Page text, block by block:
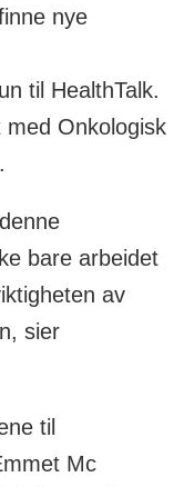
nye
til HealthTalk.
Onkologisk
bare arbeidet
av
sier
til
Mc